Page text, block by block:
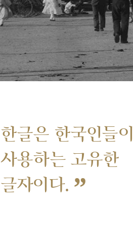
한글은 한국인들이
사용하는 고유한
글자이다. ”